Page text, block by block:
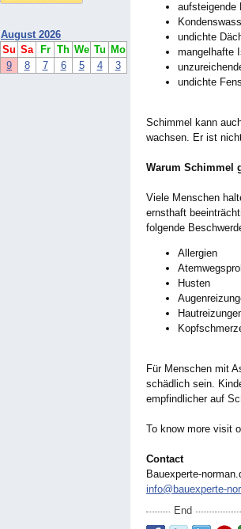
August 2026
Su Sa Fr Th We Tu Mo
9
8 7 6 5 4 3
aufsteigende
undichte
mangelhafte
undichte
Schimmel kann
wachsen. Er ist
Warum Schimmel
Viele Menschen
ernsthaft
folgende
Allergien
Husten
Für Menschen mit
schädlich sein.
empfindlicher auf
To know more visit
Contact
Bauexperte-
info@bauexperte-
End